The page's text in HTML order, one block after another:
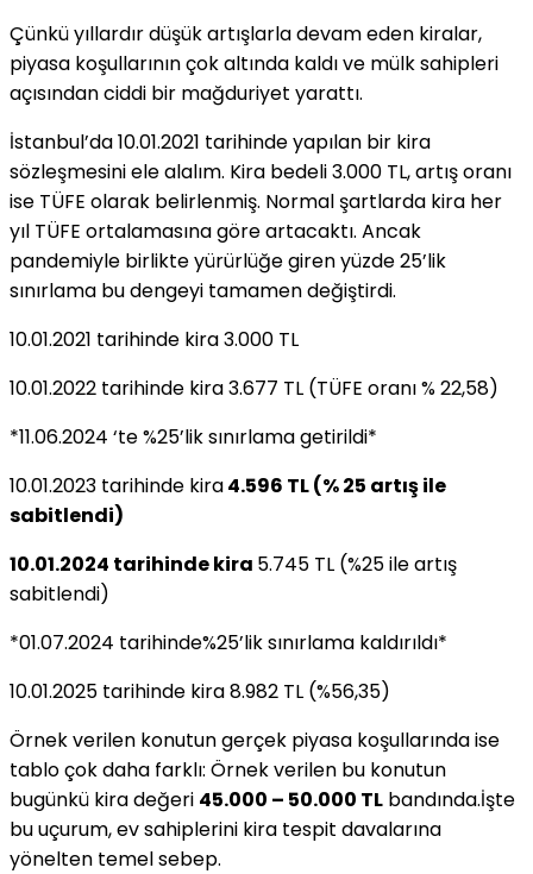
Çünkü yıllardır düşük artışlarla devam eden kiralar,
piyasa koşullarının çok altında kaldı ve mülk sahipleri
açısından ciddi bir mağduriyet yarattı.
İstanbul’da 10.01.2021 tarihinde yapılan bir kira
sözleşmesini ele alalım. Kira bedeli 3.000 TL, artış oranı
ise TÜFE olarak belirlenmiş. Normal şartlarda kira her
yıl TÜFE ortalamasına göre artacaktı. Ancak
pandemiyle birlikte yürürlüğe giren yüzde 25’lik
sınırlama bu dengeyi tamamen değiştirdi.
10.01.2021 tarihinde kira 3.000 TL
10.01.2022 tarihinde kira 3.677 TL (TÜFE oranı % 22,58)
*11.06.2024 ‘te %25’lik sınırlama getirildi*
10.01.2023 tarihinde kira4.596 TL (% 25 artış ile
sabitlendi)
10.01.2024 tarihinde kira 5.745 TL (%25 ile artış
sabitlendi)
*01.07.2024 tarihinde%25’lik sınırlama kaldırıldı*
10.01.2025 tarihinde kira 8.982 TL (%56,35)
Örnek verilen konutun gerçek piyasa koşullarında ise
tablo çok daha farklı: Örnek verilen bu konutun
bugünkü kira değeri 45.000 – 50.000 TL bandında.İşte
bu uçurum, ev sahiplerini kira tespit davalarına
yönelten temel sebep.